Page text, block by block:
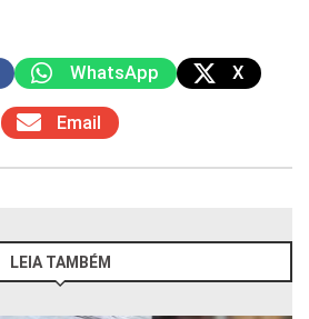
WhatsApp X
Email
LEIA TAMBÉM